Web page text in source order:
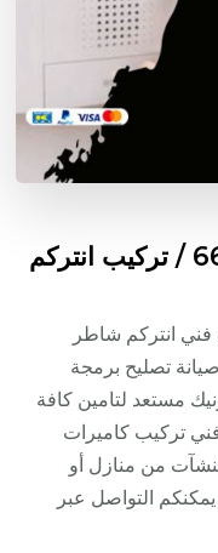
فني انتركم كيفان / 66428585 / تركيب انتركم
انتركم شاطر
تصليح برمجة
مستعد لتامين كافة
تركيب كاميرات
من منازل أو
التواصل عبر